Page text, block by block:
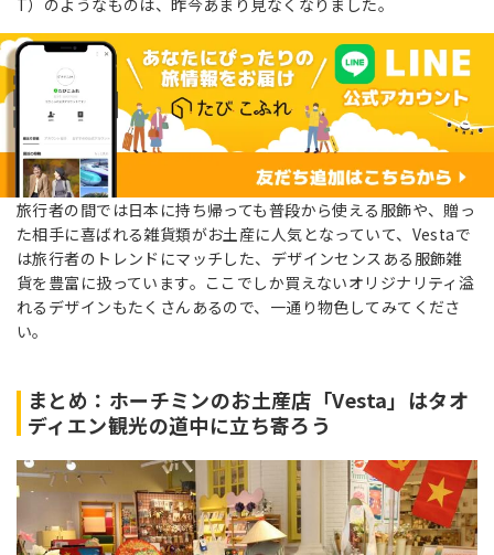
T）のようなものは、昨今あまり見なくなりました。
旅行者の間では日本に持ち帰っても普段から使える服飾や、贈っ
た相手に喜ばれる雑貨類がお土産に人気となっていて、Vestaで
は旅行者のトレンドにマッチした、デザインセンスある服飾雑
貨を豊富に扱っています。ここでしか買えないオリジナリティ溢
れるデザインもたくさんあるので、一通り物色してみてくださ
い。
まとめ：ホーチミンのお土産店「Vesta」はタオ
ディエン観光の道中に立ち寄ろう